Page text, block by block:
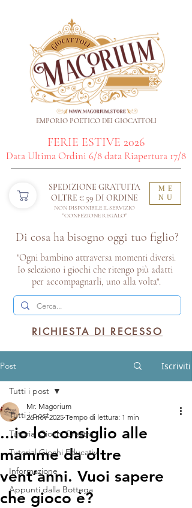
ME
NU
Di cosa ha bisogno oggi tuo figlio?
SPEDIZIONE GRATUITA
OLTRE € 59 DI ORDINE​
NON DISPONIBILE IL SERVIZIO
"CONFEZIONE REGALO"
"Ogni bambino attraversa momenti diversi.
Io seleziono i giochi che ritengo più adatti
per accompagnarli, uno alla volta".
EMPORIO POETICO DEI GIOCATTOLI
RICHIESTA DI RECESSO
FERIE ESTIVE 2026
Data Ultima Ordini 6/8 data Riapertura 17/8
Post Iscriviti
Tutti i post
Tutorial Giochi Creativi
Tutorial Giochi Educativi
Informazione
Appunti dalla Bottega
Tutti i post
...io lo consiglio alle
mamme da oltre
vent’anni. Vuoi sapere
che gioco è?
Mr. Magorium
26 nov 2025 Tempo di lettura: 1 min